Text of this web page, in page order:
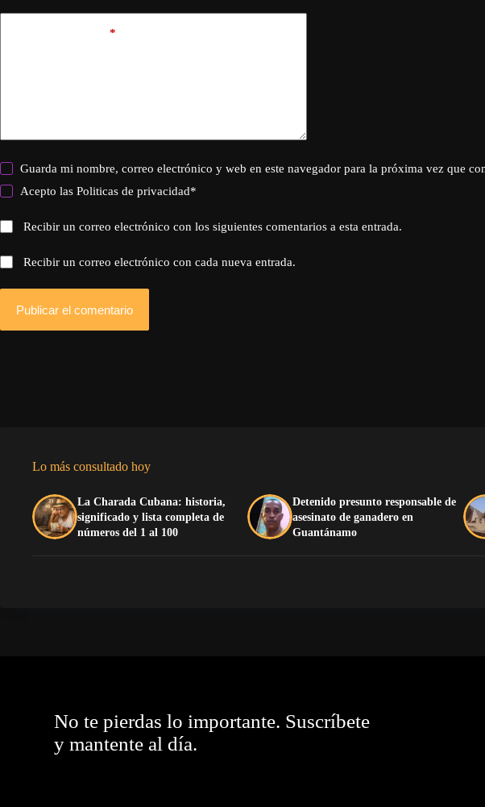
*
Guarda mi nombre, correo electrónico y web en este navegador para la próxima vez que
Acepto lasPoliticas de privacidad*
Recibir un correo electrónico con los siguientes comentarios a esta entrada.
Recibir un correo electrónico con cada nueva entrada.
Publicar el comentario
Lo más consultado hoy
La Charada Cubana: historia,
significado y lista completa de
números del 1 al 100
Detenido presunto responsable de
asesinato de ganadero en
Guantánamo
No te pierdas lo importante. Suscríbete
y mantente al día.